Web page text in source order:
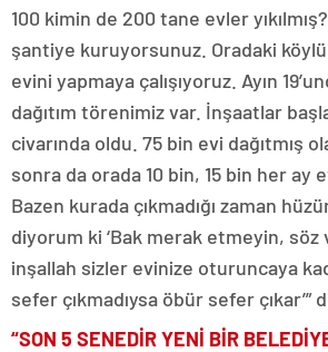
100 kimin de 200 tane evler
şantiye kuruyorsunuz. Oradaki köylü
evini yapmaya çalışıyoruz. Ayın
dağıtım törenimiz var. İnşaatlar
civarında oldu. 75 bin evi dağıtmış
sonra da orada 10 bin, 15 bin her ay
Bazen kurada çıkmadığı zaman
diyorum ki ‘Bak merak etmeyin,
inşallah sizler evinize oturuncaya
sefer çıkmadıysa öbür sefer çıkar’”
“SON 5 SENEDİR YENİ BİR